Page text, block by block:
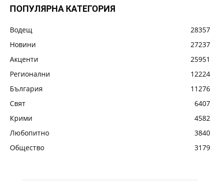
ПОПУЛЯРНА КАТЕГОРИЯ
Водещ
28357
Новини
27237
Акценти
25951
Регионални
12224
България
11276
Свят
6407
Крими
4582
Любопитно
3840
Общество
3179